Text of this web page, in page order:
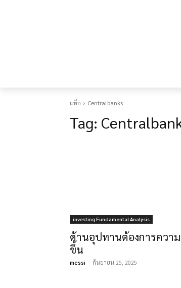
แท็ก Centralbanks
Tag:
investing Fundamental Analysis
ด้านอุปทานต้องการควา
ขึ้น
messi - กันยายน 25, 2025